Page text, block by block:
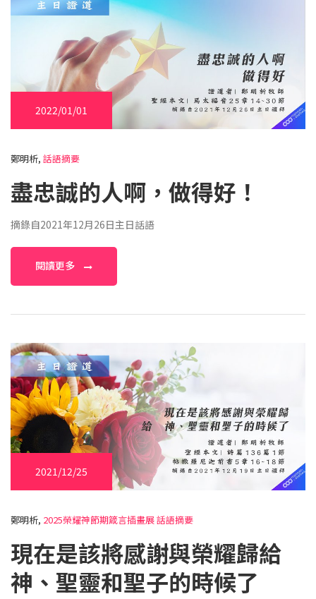
2022/01/01
鄭明析, 話語摘要
盡忠誠的人啊，做得好！
摘錄自2021年12月26日主日話語
閱讀更多
2021/12/25
鄭明析, 2025榮耀神節期箴言插畫展話語摘要
現在是該將感謝與榮耀歸給
神、聖靈和聖子的時候了